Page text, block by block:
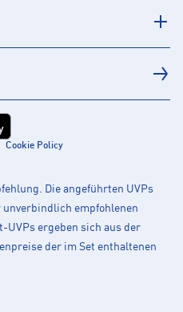
Cookie Policy
Die angeführten UVPs
empfohlenen
UVPs ergeben sich aus der
der im Set enthaltenen